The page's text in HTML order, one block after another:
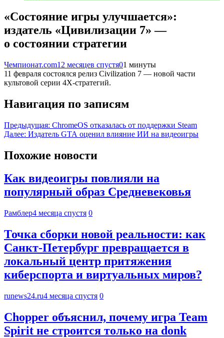
«Состояние игры улучшается»:
издатель «Цивилизации 7» —
о состоянии стратегии
Чемпионат.com12 месяцев спустя01 минуты
11 февраля состоялся релиз Civilization 7 — новой части
культовой серии 4Х-стратегий.
Навигация по записям
Предыдущая: ChromeOS отказалась от поддержки Steam
Далее: Издатель GTA оценил влияние ИИ на видеоигры
Похожие новости
Как видеоигры повлияли на
популярный образ Средневековья
Рамблер4 месяца спустя 0
Точка сборки новой реальности: как
Санкт-Петербург превращается в
локальный центр притяжения
киберспорта и виртуальных миров?
runews24.ru4 месяца спустя 0
Chopper объяснил, почему игра Team
Spirit не строится только на donk